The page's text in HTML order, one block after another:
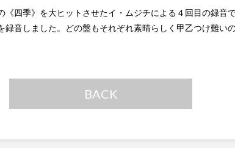
四季》を大ヒットさせたイ・ムジチによる４回目の録音
音しました。どの盤もそれぞれ素晴らしく甲乙つけ難い
BACK